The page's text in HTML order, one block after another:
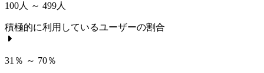
100人 ～ 499人
積極的に利用しているユーザーの割合
31％ ～ 70％